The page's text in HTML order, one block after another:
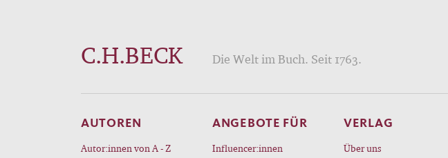
C.H.BECK Die Welt im Buch. Seit 1763.
AUTOREN
Autor:innen von A - Z
ANGEBOTE FÜR
Influencer:innen
VERLAG
Über uns